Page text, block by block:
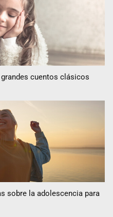
cuentos clásicos
sobre la adolescencia para